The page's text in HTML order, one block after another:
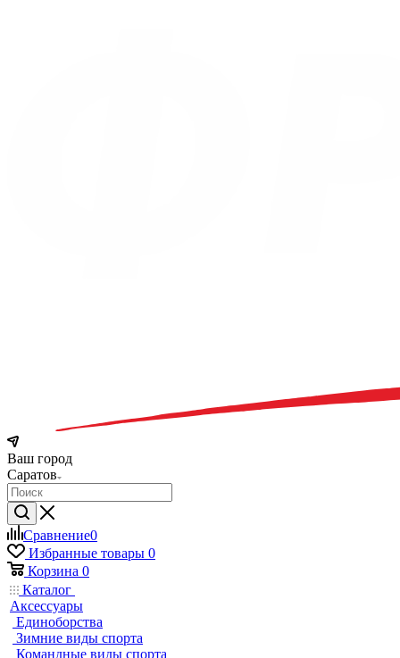
Ваш город
Саратов
Сравнение0
Избранные товары 0
Корзина 0
Каталог
Аксессуары
Единоборства
Зимние виды спорта
Командные виды спорта